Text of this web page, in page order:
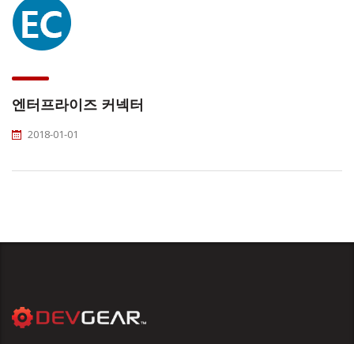
엔터프라이즈 커넥터
2018-01-01